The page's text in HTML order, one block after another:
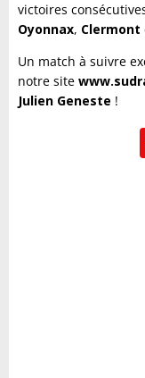
victoires
Oyonnax, Clermont
Un match à suivre
notre site
Julien Geneste !